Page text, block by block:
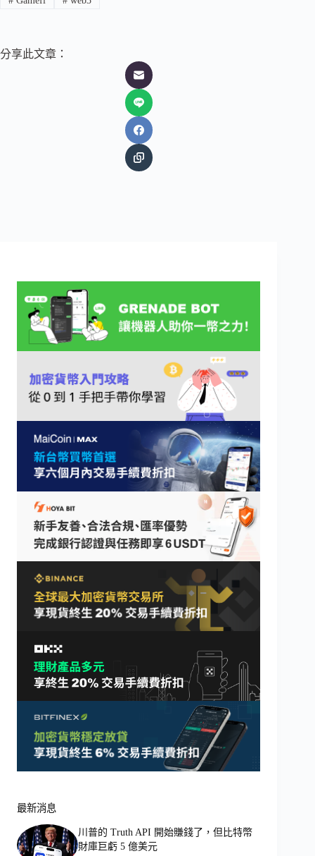
分享此文章：
最新消息
川普的 Truth API 開始賺錢了，但比特幣
財庫巨虧 5 億美元